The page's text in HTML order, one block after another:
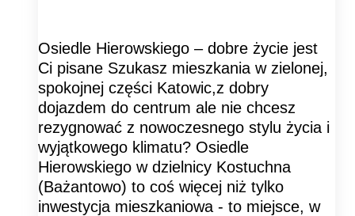
Osiedle Hierowskiego – dobre życie jest
Ci pisane Szukasz mieszkania w zielonej,
spokojnej części Katowic,z dobry
dojazdem do centrum ale nie chcesz
rezygnować z nowoczesnego stylu życia i
wyjątkowego klimatu? Osiedle
Hierowskiego w dzielnicy Kostuchna
(Bażantowo) to coś więcej niż tylko
inwestycja mieszkaniowa - to miejsce, w